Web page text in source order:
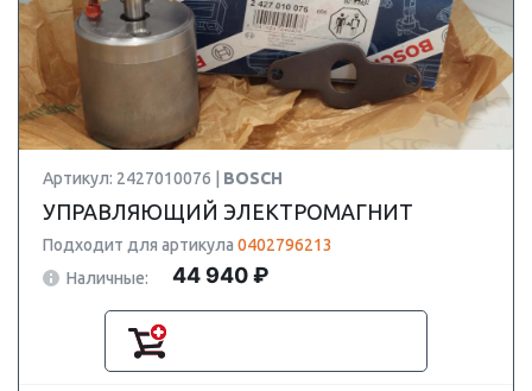
Артикул: 2427010076 | BOSCH
УПРАВЛЯЮЩИЙ ЭЛЕКТРОМАГНИТ
Подходит для артикула 0402796213
Наличные:
44 940 ₽